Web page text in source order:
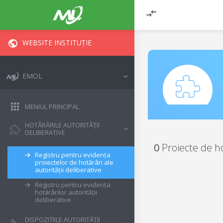
WEBSITE INSTITUȚIE
EMOL
MENIUL PRINCIPAL
HOTĂRÂRILE AUTORITĂȚII
DELIBERATIVE
Registru pentru evidența
proiectelor de hotărâri ale
autorității deliberative
Registru pentru evidența
hotărârilor autorității
deliberative
DISPOZIȚIILE AUTORITĂȚII
0 Proiecte de